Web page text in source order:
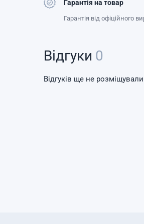
Гарантія на товар
Гарантія від офіційного
Відгуки 0
Відгуків ще не розміщували